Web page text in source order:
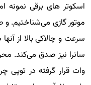
اسکوتر های برقی
موتور گازی می‌شناختیم. و
سرعت و چالاکی بالا از